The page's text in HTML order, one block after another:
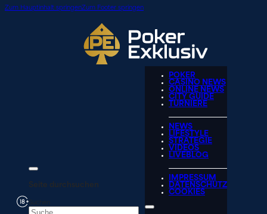
Zum Hauptinhalt springenZum Footer springen
Seite durchsuchen
POKER
CASINO NEWS
ONLINE NEWS
CITY GUIDE
TURNIERE
NEWS
LIFESTYLE
STRATEGIE
VIDEOS
LIVEBLOG
IMPRESSUM
DATENSCHUTZ
COOKIES